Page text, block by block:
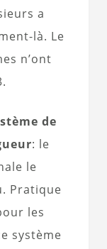
a
là. Le
n’ont
de
: le
le
Pratique
les
système